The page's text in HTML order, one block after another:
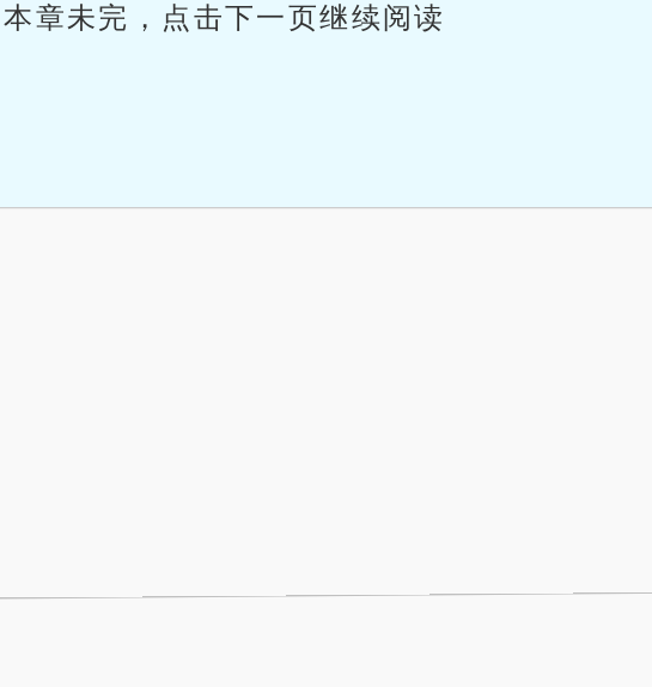
本章未完，点击下一页继续阅读